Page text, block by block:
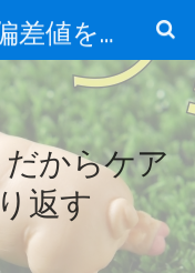
中学受験の窓口 偏差値を上げる勉強法
からケア
返す